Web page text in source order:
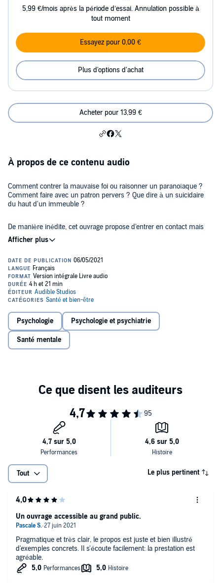
5,99 €/mois après la période d’essai. Annulation possible à
tout moment
Essayez pour 0,00 €
Plus d'options d'achat
Acheter pour 13,99 €
À propos de ce contenu audio
Comment contrer la mauvaise foi ou raisonner un paranoïaque ?
Comment faire avec un patron pervers ? Que dire à un suicidaire
du haut d'un immeuble ?
De manière inédite, cet ouvrage propose d'entrer en contact mais
aussi de stabiliser, d'induire le changement ou de neutraliser les
profils complexes.
Pour faire face à des situations du quotidien (conflit de voisinage,
désaccord avec son conjoint, son patron...), mais aussi à des
situations difficiles (prises d'otages, conflits sociaux, négociations
complexes...), les auteurs ont modélisé une méthode pour gérer
ceux qui adoptent une attitude qui nuit à la relation.
En s'appuyant sur leur parcours hors du commun et en nourrissant
leur propos d'expériences vécues, Marwan Mery et Laurent
Combalbert ont mis au point une classification unique des profils
toxiques et formulent, sur le fond et sur la forme, leurs conseils de
Psychologie Psychologie et psychiatrie
Santé mentale
Tout Le plus pertinent
Pragmatique et très clair, le propos est juste et bien illustré
d'exemples concrets. Il s'écoute facilement: la prestation est
agréable.
Un ouvrage accessible au grand public.